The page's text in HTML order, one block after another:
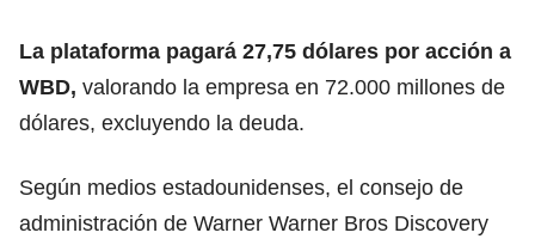
La plataforma pagará 27,75 dólares por acción a
WBD, valorando la empresa en 72.000 millones de
dólares, excluyendo la deuda.
Según medios estadounidenses, el consejo de
administración de Warner Warner Bros Discovery